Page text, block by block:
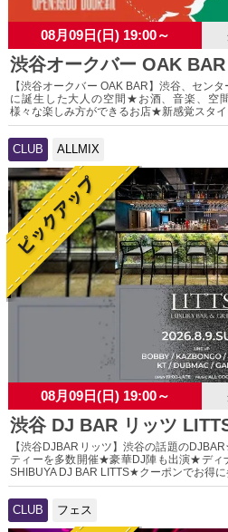
08月09日(日) 19:00～
渋谷オークバー OAK BAR
【渋谷オークバー OAK BAR】渋谷、セン
に誕生した大人の空間★お酒、音楽、空
様々な楽しみ方ができるお店★新感覚スタイ
CLUB ALLMIX
08月09日(日) 19:00～
渋谷 DJ BAR リッツ
【渋谷DJBARリッツ】渋谷の話題の
ティーを多数開催★豪華DJ陣も出演★ディ
SHIBUYA DJ BAR LITTS★クーポンでお得
CLUB フェス